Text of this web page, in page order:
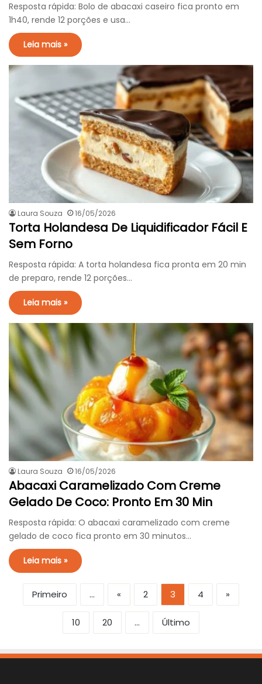
Resposta rápida: Bolo de abacaxi caseiro fica pronto em
1h40, rende 12 porções e usa…
Leia mais »
Laura Souza 16/05/2026
Torta Holandesa De Liquidificador Fácil E
Sem Forno
Resposta rápida: A torta holandesa fica pronta em 20 min
de preparo, rende 12 porções…
Leia mais »
Laura Souza 16/05/2026
Abacaxi Caramelizado Com Creme
Gelado De Coco: Pronto Em 30 Min
Resposta rápida: O abacaxi caramelizado com creme
gelado de coco fica pronto em 30 minutos…
Leia mais »
Primeiro ... « 2 3 4 »
10 20 ... Último